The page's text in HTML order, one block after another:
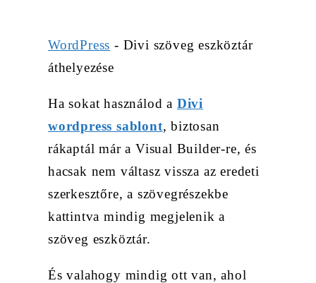
WordPress - Divi szöveg eszköztár
áthelyezése
Ha sokat használod a Divi
wordpress sablont, biztosan
rákaptál már a Visual Builder-re, és
hacsak nem váltasz vissza az eredeti
szerkesztőre, a szövegrészekbe
kattintva mindig megjelenik a
szöveg eszköztár.
És valahogy mindig ott van, ahol